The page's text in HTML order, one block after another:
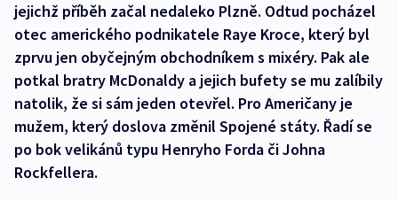
jejichž příběh začal nedaleko Plzně. Odtud pocházel
otec amerického podnikatele Raye Kroce, který byl
zprvu jen obyčejným obchodníkem s mixéry. Pak ale
potkal bratry McDonaldy a jejich bufety se mu zalíbily
natolik, že si sám jeden otevřel. Pro Američany je
mužem, který doslova změnil Spojené státy. Řadí se
po bok velikánů typu Henryho Forda či Johna
Rockfellera.